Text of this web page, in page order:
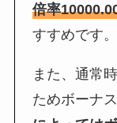
倍率
すすめです。
また、通常
ためボーナ